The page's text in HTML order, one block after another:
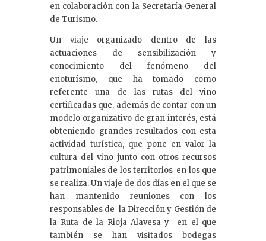
en colaboración con la Secretaría General
de Turismo.
Un viaje organizado dentro de las
actuaciones de sensibilización y
conocimiento del fenómeno del
enoturísmo, que ha tomado como
referente una de las rutas del vino
certificadas que, además de contar con un
modelo organizativo de gran interés, está
obteniendo grandes resultados con esta
actividad turística, que pone en valor la
cultura del vino junto con otros recursos
patrimoniales de los territorios en los que
se realiza. Un viaje de dos días en el que se
han mantenido reuniones con los
responsables de la Dirección y Gestión de
la Ruta de la Rioja Alavesa y en el que
también se han visitados bodegas